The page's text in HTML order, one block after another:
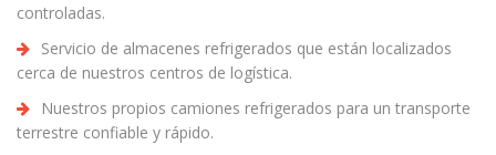
controladas.
Servicio de almacenes refrigerados que están localizados
cerca de nuestros centros de logística.
Nuestros propios camiones refrigerados para un transporte
terrestre confiable y rápido.